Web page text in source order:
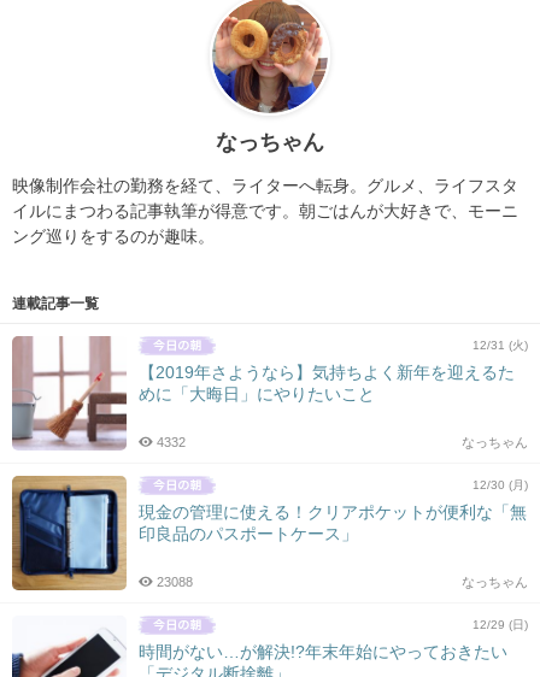
なっちゃん
映像制作会社の勤務を経て、ライターへ転身。グルメ、ライフスタ
イルにまつわる記事執筆が得意です。朝ごはんが大好きで、モーニ
ング巡りをするのが趣味。
連載記事一覧
12/31 (火)
【2019年さようなら】気持ちよく新年を迎えるた
めに「大晦日」にやりたいこと
なっちゃん
4332
12/30 (月)
現金の管理に使える！クリアポケットが便利な「無
印良品のパスポートケース」
なっちゃん
23088
12/29 (日)
時間がない…が解決!?年末年始にやっておきたい